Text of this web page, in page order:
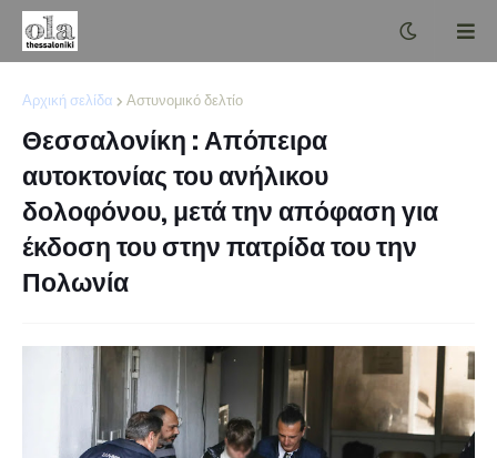
Αρχική σελίδα Αστυνομικό δελτίο
Θεσσαλονίκη : Απόπειρα
αυτοκτονίας του ανήλικου
δολοφόνου, μετά την απόφαση για
έκδοση του στην πατρίδα του την
Πολωνία